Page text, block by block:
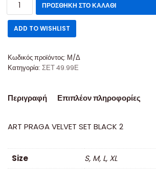
ΠΡΟΣΘΉΚΗ ΣΤΟ ΚΑΛΆΘΙ
ADD TO WISHLIST
Κωδικός προϊόντος: Μ/Δ
Κατηγορία: ΣΕΤ 49.99Ε
Περιγραφή Επιπλέον πληροφορίες
ART PRAGA VELVET SET BLACK 2
Size S, M, L, XL